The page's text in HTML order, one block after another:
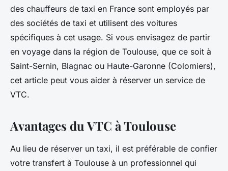
des chauffeurs de taxi en France sont employés par
des sociétés de taxi et utilisent des voitures
spécifiques à cet usage. Si vous envisagez de partir
en voyage dans la région de Toulouse, que ce soit à
Saint-Sernin, Blagnac ou Haute-Garonne (Colomiers),
cet article peut vous aider à réserver un service de
VTC.
Avantages du VTC à Toulouse
Au lieu de réserver un taxi, il est préférable de confier
votre transfert à Toulouse à un professionnel qui